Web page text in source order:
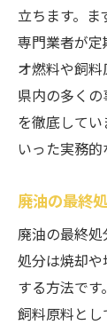
立ちます。ま
専門業者が
オ燃料や飼
県内の多く
を徹底してい
いった実務的
廃油の最終
廃油の最終
処分は焼却
する方法で
飼料原料と